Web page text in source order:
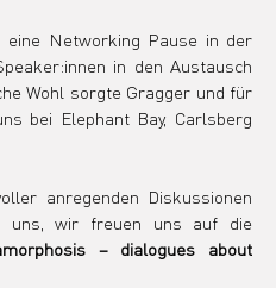
eine Networking Pause in der
in den Austausch
Wohl sorgte Gragger und für
bei Elephant Bay, Carlsberg
anregenden Diskussionen
uns, wir freuen uns auf die
– dialogues about